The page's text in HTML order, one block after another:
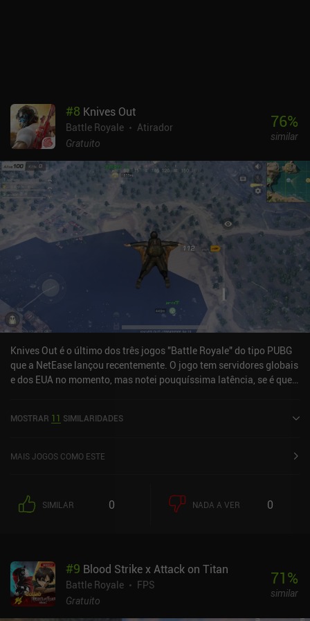
#8 Knives Out
Battle Royale
Atirador
Gratuito
76%
similar
Knives Out é o último dos três jogos "Battle Royale" do tipo PUBG
que a NetEase lançou recentemente. O jogo tem servidores globais
e dos EUA no momento, mas notei pouquíssima latência, se é que
quadros, embora seus gráficos não estejam no mesmo nível de
Rules of Survival, embora as diferenças sejam mínimas.
MOSTRAR 11 SIMILARIDADES
MAIS JOGOS COMO ESTE
SIMILAR 0 NADA A VER 0
#9 Blood Strike x Attack on Titan
Battle Royale
FPS
Gratuito
71%
similar